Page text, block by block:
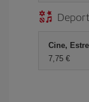
Cine,
7,75 €